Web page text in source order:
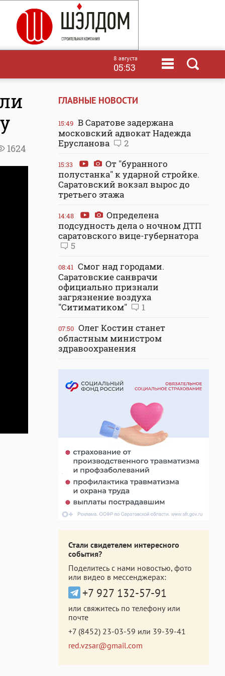
8 августа
05:53
1624
ГЛАВНЫЕ НОВОСТИ
15:49 В Саратове задержана
московский адвокат Надежда
Ерусланова
2
15:33
От "буранного
полустанка" к ударной стройке.
Саратовский вокзал вырос до
третьего этажа
14:48
Определена
подсудность дела о ночном ДТП
саратовского вице-губернатора
5
08:41 Смог над городами.
Саратовские санврачи
официально признали
загрязнение воздуха
"Ситиматиком"
1
07:50 Олег Костин станет
областным министром
здравоохранения
Стали свидетелем интересного
события?
Поделитесь с нами новостью, фото
или видео в мессенджерах:
+7 927 132-57-91
или свяжитесь по телефону или
почте
+7 (8452) 23-03-59 или 39-39-41
red.vzsar@gmail.com